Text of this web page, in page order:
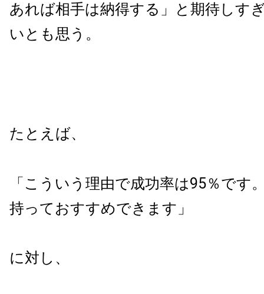
あれば相手は納得する」と期待しす
いとも思う。
たとえば、
「こういう理由で成功率は95％です
持っておすすめできます」
に対し、